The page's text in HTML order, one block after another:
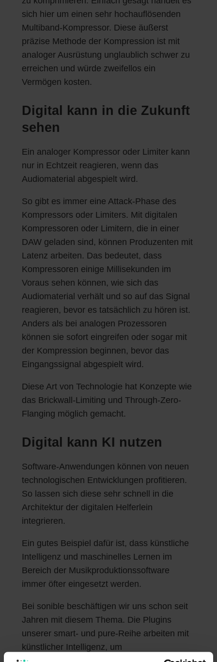
sich hier um einen sehr hochauflösenden
Multiband-Kompressor. Diese äußerst
präzise Methode der Kompression ist mit
analoger Ausrüstung unglaublich schwer zu
erreichen und würde zweifellos ein
Vermögen kosten.
Digital kann in die Zukunft
sehen
Ein analoger Kompressor oder Limiter kann
nur in Echtzeit reagieren, wenn das
Audiomaterial abgespielt wird.
So gibt es immer eine Attack-Phase des
Kompressors oder Limiters. Mit digitalen
Kompressoren oder Limitern, die in einer
DAW geladen sind, können Produzenten mit
Latenz arbeiten. Das bedeutet, dass
Kompressoren einige Millisekunden im
Voraus sehen können, wie sich das
Audiomaterial verhält und so auf das Signal
reagieren, bevor es tatsächlich zu hören ist.
Anders als bei analogen Prozessoren
können sie sofort eingreifen oder sogar mit
der Kompression beginnen, bevor das
Eingangssignal abgespielt wird.
Diese Art von Technologie hat Konzepte wie
das Brickwall-Limiting und Through-Zero-
Flanging möglich gemacht.
Digital kann KI nutzen
Software-Anwendungen können von neuen
technologischen Entwicklungen profitieren.
So lassen sich diese sehr schnell in die
Architektur der digitalen Helferlein
integrieren.
Ein gutes Beispiel dafür ist, dass künstliche
Intelligenz und maschinelles Lernen im
Bereich der Musikproduktionssoftware
immer öfter eingesetzt werden.
Bei sonible beschäftigen wir uns schon seit
Jahren mit diesem Thema. Die Plugins
unserer smart- und pure-Reihe arbeiten mit
künstlicher Intelligenz, um